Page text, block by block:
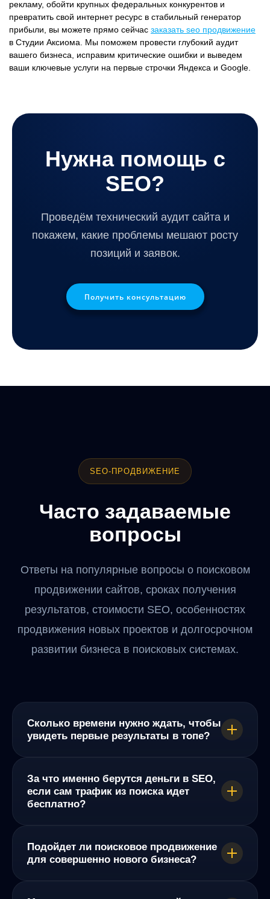
рекламу, обойти крупных федеральных конкурентов и
превратить свой интернет ресурс в стабильный генератор
прибыли, вы можете прямо сейчас заказать seo продвижение
в Студии Аксиома. Мы поможем провести глубокий аудит
вашего бизнеса, исправим критические ошибки и выведем
ваши ключевые услуги на первые строчки Яндекса и Google.
Нужна помощь с
SEO?
Проведём технический аудит сайта и
покажем, какие проблемы мешают росту
позиций и заявок.
Получить консультацию
SEO-ПРОДВИЖЕНИЕ
Часто задаваемые
вопросы
Ответы на популярные вопросы о поисковом
продвижении сайтов, сроках получения
результатов, стоимости SEO, особенностях
продвижения новых проектов и долгосрочном
развитии бизнеса в поисковых системах.
Сколько времени нужно ждать, чтобы
увидеть первые результаты в топе?
За что именно берутся деньги в SEO,
если сам трафик из поиска идет
бесплатно?
Подойдет ли поисковое продвижение
для совершенно нового бизнеса?